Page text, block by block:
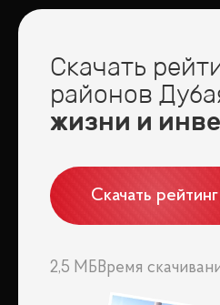
Скачать
районов
жизни и
Скачать рейтинг
2,5 МБ Время